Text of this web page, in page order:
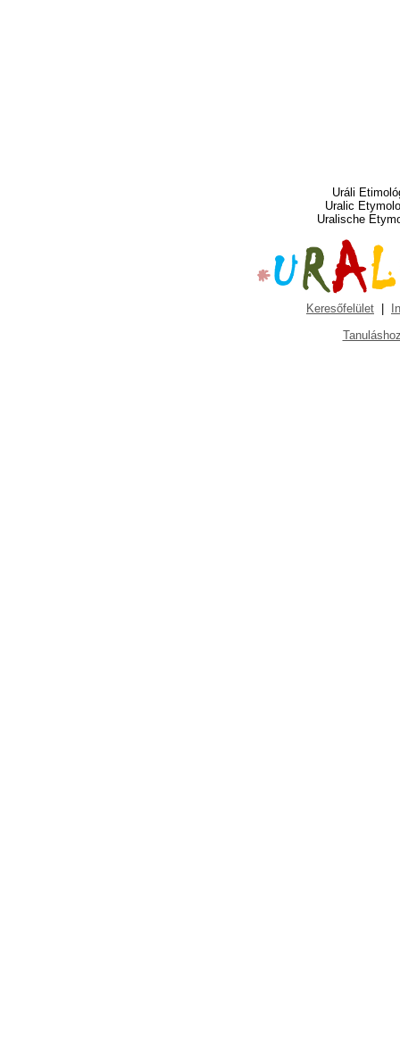
Uráli
Uralic
Uralische
Keresőfelület